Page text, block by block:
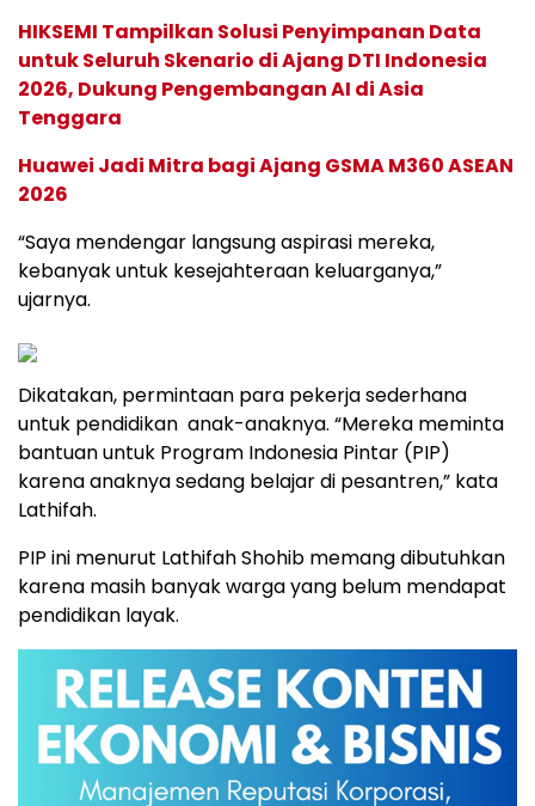
HIKSEMI Tampilkan Solusi Penyimpanan Data
untuk Seluruh Skenario di Ajang DTI Indonesia
2026, Dukung Pengembangan AI di Asia
Tenggara
Huawei Jadi Mitra bagi Ajang GSMA M360 ASEAN
2026
“Saya mendengar langsung aspirasi mereka,
kebanyak untuk kesejahteraan keluarganya,”
ujarnya.
Dikatakan, permintaan para pekerja sederhana
untuk pendidikan anak-anaknya. “Mereka meminta
bantuan untuk Program Indonesia Pintar (PIP)
karena anaknya sedang belajar di pesantren,” kata
Lathifah.
PIP ini menurut Lathifah Shohib memang dibutuhkan
karena masih banyak warga yang belum mendapat
pendidikan layak.